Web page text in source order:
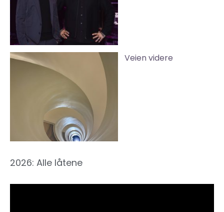
Veien videre
2026: Alle låtene